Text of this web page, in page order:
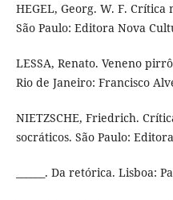
HEGEL, Georg. W. F.
São Paulo: Editora Nova
LESSA, Renato. Veneno
Rio de Janeiro: Francisco
NIETZSCHE, Friedrich.
socráticos. São Paulo:
______. Da retórica. Lisboa: